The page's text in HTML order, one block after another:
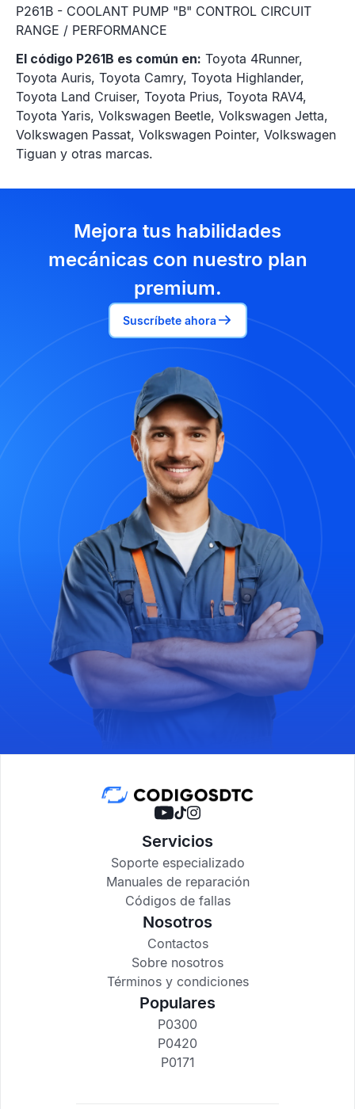
P261B - COOLANT PUMP "B" CONTROL CIRCUIT
RANGE / PERFORMANCE
El código P261B es común en: Toyota 4Runner,
Toyota Auris, Toyota Camry, Toyota Highlander,
Toyota Land Cruiser, Toyota Prius, Toyota RAV4,
Toyota Yaris, Volkswagen Beetle, Volkswagen Jetta,
Volkswagen Passat, Volkswagen Pointer, Volkswagen
Tiguan y otras marcas.
Mejora tus habilidades
mecánicas con nuestro plan
premium.
Suscríbete ahora
Servicios
Soporte especializado
Manuales de reparación
Códigos de fallas
Nosotros
Contactos
Sobre nosotros
Términos y condiciones
Populares
P0300
P0420
P0171